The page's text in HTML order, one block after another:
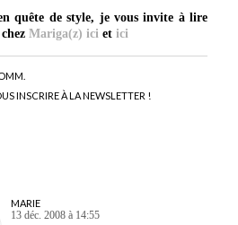
quête de style, je vous invite à lire
Mariga(z) iciet ici
INSCRIRE À LA NEWSLETTER !
MARIE
13 déc. 2008 à 14:55